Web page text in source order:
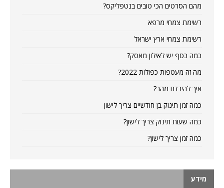
מהם הסרטים הכי טובים בנטפליקס?
רשימת צמחי מרפא
רשימת צמחי ארץ ישראל
כמה כסף יש לאילון מאסק?
מה זה מעטפות כפולות 2022?
איך להירדם מהר?
כמה זמן תינוק בן חודשיים צריך לישון
כמה שעות תינוק צריך לישון?
כמה זמן צריך לישון?
מידע